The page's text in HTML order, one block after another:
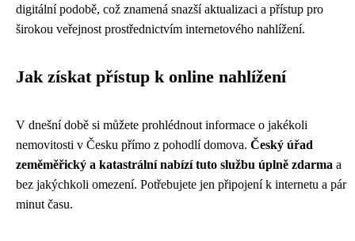
digitální podobě, což znamená snazší aktualizaci a přístup pro
širokou veřejnost prostřednictvím internetového nahlížení.
Jak získat přístup k online nahlížení
V dnešní době si můžete prohlédnout informace o jakékoli
nemovitosti v Česku přímo z pohodlí domova. Český úřad
zeměměřický a katastrální nabízí tuto službu úplně zdarma a
bez jakýchkoli omezení. Potřebujete jen připojení k internetu a pár
minut času.